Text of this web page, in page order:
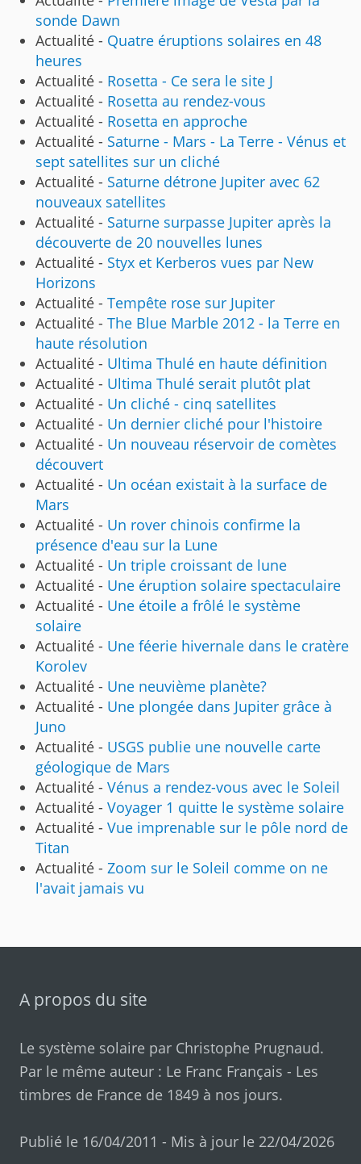
sonde Dawn
Actualité - Quatre éruptions solaires en 48
heures
Actualité - Rosetta - Ce sera le site J
Actualité - Rosetta au rendez-vous
Actualité - Rosetta en approche
Actualité - Saturne - Mars - La Terre - Vénus et
sept satellites sur un cliché
Actualité - Saturne détrone Jupiter avec 62
nouveaux satellites
Actualité - Saturne surpasse Jupiter après la
découverte de 20 nouvelles lunes
Actualité - Styx et Kerberos vues par New
Horizons
Actualité - Tempête rose sur Jupiter
Actualité - The Blue Marble 2012 - la Terre en
haute résolution
Actualité - Ultima Thulé en haute définition
Actualité - Ultima Thulé serait plutôt plat
Actualité - Un cliché - cinq satellites
Actualité - Un dernier cliché pour l'histoire
Actualité - Un nouveau réservoir de comètes
découvert
Actualité - Un océan existait à la surface de
Mars
Actualité - Un rover chinois confirme la
présence d'eau sur la Lune
Actualité - Un triple croissant de lune
Actualité - Une éruption solaire spectaculaire
Actualité - Une étoile a frôlé le système
solaire
Actualité - Une féerie hivernale dans le cratère
Korolev
Actualité - Une neuvième planète?
Actualité - Une plongée dans Jupiter grâce à
Juno
Actualité - USGS publie une nouvelle carte
géologique de Mars
Actualité - Vénus a rendez-vous avec le Soleil
Actualité - Voyager 1 quitte le système solaire
Actualité - Vue imprenable sur le pôle nord de
Titan
Actualité - Zoom sur le Soleil comme on ne
l'avait jamais vu
A propos du site
Le système solaire par Christophe Prugnaud.
Par le même auteur : Le Franc Français - Les
timbres de France de 1849 à nos jours.
Publié le 16/04/2011 - Mis à jour le 22/04/2026